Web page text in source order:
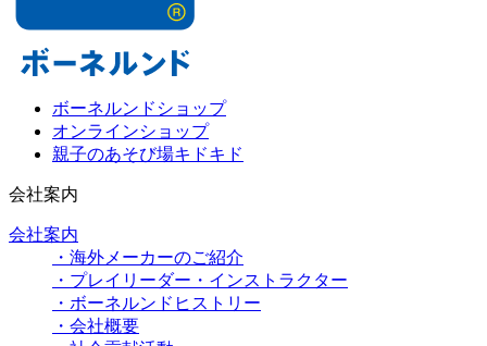
ボーネルンドショップ
オンラインショップ
親子のあそび場キドキド
会社案内
会社案内
・海外メーカーのご紹介
・プレイリーダー・インストラクター
・ボーネルンドヒストリー
・会社概要